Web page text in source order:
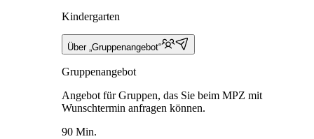
Kindergarten
Über „Gruppenangebot“
Gruppenangebot
Angebot für Gruppen, das Sie beim MPZ mit
Wunschtermin anfragen können.
90 Min.